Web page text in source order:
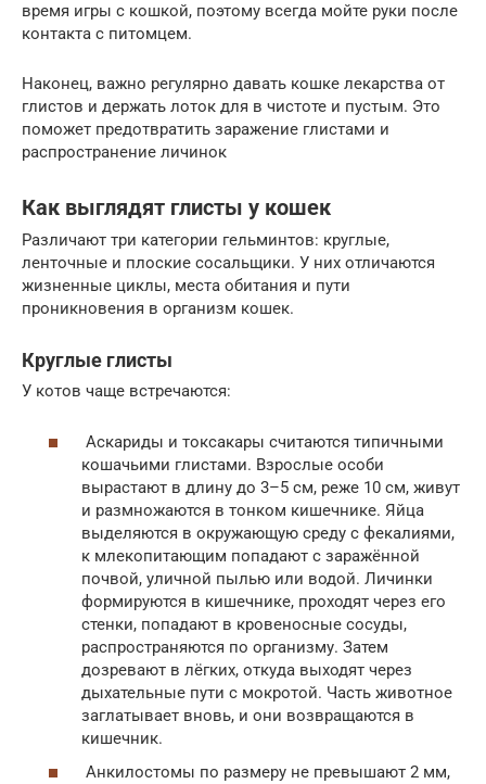
время игры с кошкой, поэтому всегда мойте руки после
контакта с питомцем.
Наконец, важно регулярно давать кошке лекарства от
глистов и держать лоток для в чистоте и пустым. Это
поможет предотвратить заражение глистами и
распространение личинок
Как выглядят глисты у кошек
Различают три категории гельминтов: круглые,
ленточные и плоские сосальщики. У них отличаются
жизненные циклы, места обитания и пути
проникновения в организм кошек.
Круглые глисты
У котов чаще встречаются:
Аскариды и токсакары считаются типичными
кошачьими глистами. Взрослые особи
вырастают в длину до 3–5 см, реже 10 см, живут
и размножаются в тонком кишечнике. Яйца
выделяются в окружающую среду с фекалиями,
к млекопитающим попадают с заражённой
почвой, уличной пылью или водой. Личинки
формируются в кишечнике, проходят через его
стенки, попадают в кровеносные сосуды,
распространяются по организму. Затем
дозревают в лёгких, откуда выходят через
дыхательные пути с мокротой. Часть животное
заглатывает вновь, и они возвращаются в
кишечник.
Анкилостомы по размеру не превышают 2 мм,